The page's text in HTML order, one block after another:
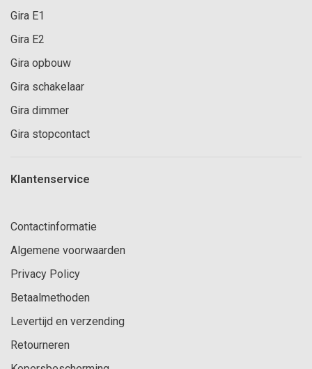
Gira E1
Gira E2
Gira opbouw
Gira schakelaar
Gira dimmer
Gira stopcontact
Klantenservice
Contactinformatie
Algemene voorwaarden
Privacy Policy
Betaalmethoden
Levertijd en verzending
Retourneren